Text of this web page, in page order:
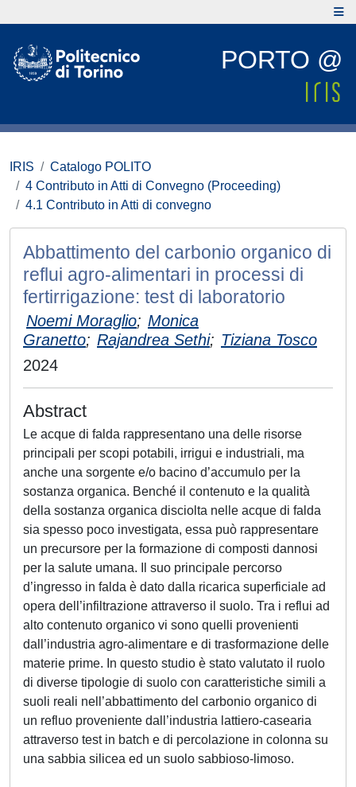
PORTO @
IRIS
Catalogo POLITO
4 Contributo in Atti di Convegno (Proceeding)
4.1 Contributo in Atti di convegno
Abbattimento del carbonio organico di
reflui agro-alimentari in processi di
fertirrigazione: test di laboratorio
Noemi Moraglio; Monica
Granetto; Rajandrea Sethi; Tiziana Tosco
2024
Abstract
Le acque di falda rappresentano una delle risorse
principali per scopi potabili, irrigui e industriali, ma
anche una sorgente e/o bacino d’accumulo per la
sostanza organica. Benché il contenuto e la qualità
della sostanza organica disciolta nelle acque di falda
sia spesso poco investigata, essa può rappresentare
un precursore per la formazione di composti dannosi
per la salute umana. Il suo principale percorso
d’ingresso in falda è dato dalla ricarica superficiale ad
opera dell’infiltrazione attraverso il suolo. Tra i reflui ad
alto contenuto organico vi sono quelli provenienti
dall’industria agro-alimentare e di trasformazione delle
materie prime. In questo studio è stato valutato il ruolo
di diverse tipologie di suolo con caratteristiche simili a
suoli reali nell’abbattimento del carbonio organico di
un refluo proveniente dall’industria lattiero-casearia
attraverso test in batch e di percolazione in colonna su
una sabbia silicea ed un suolo sabbioso-limoso.